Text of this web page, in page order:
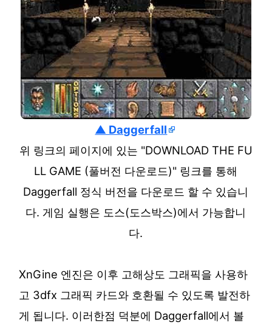
▲ Daggerfall
위 링크의 페이지에 있는 "DOWNLOAD THE FU
LL GAME (풀버전 다운로드)" 링크를 통해
Daggerfall 정식 버전을 다운로드 할 수 있습니
다. 게임 실행은 도스(도스박스)에서 가능합니
다.
XnGine 엔진은 이후 고해상도 그래픽을 사용하
고 3dfx 그래픽 카드와 호환될 수 있도록 발전하
게 됩니다. 이러한점 덕분에 Daggerfall에서 볼